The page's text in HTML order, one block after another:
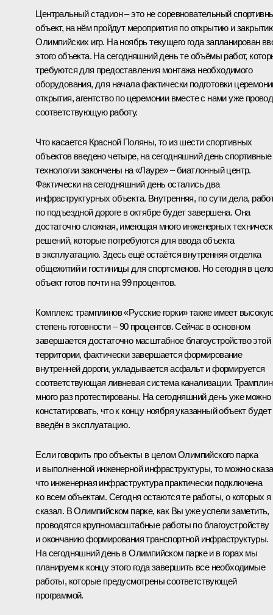
Центральный стадион – это не соревновательный
объект, на нём пройдут мероприятия по открытию и
Олимпийских игр. На ноябрь текущего года запланирован
этого объекта. На сегодняшний день те объёмы работ,
требуются для предоставления монтажа необходимого
оборудования, для начала фактически подготовки
открытия, агентство по церемонии вместе с нами уже
соответствующую работу.
Что касается Красной Поляны, то из шести спортивных
объектов введено четыре, на сегодняшний день спортивные
технологии закончены на «Лауре» – биатлонный центр.
Фактически на сегодняшний день остались два
инфраструктурных объекта. Внутренняя, по сути дела,
по подъездной дороге в октябре будет завершена. Она
достаточно сложная, имеющая много инженерных
решений, которые потребуются для ввода объекта
в эксплуатацию. Здесь ещё остаётся внутренняя отделка
общежитий и гостиницы для спортсменов. Но сегодня в
объект готов почти на 99 процентов.
Комплекс трамплинов «Русские горки» также имеет
степень готовности – 90 процентов. Сейчас в основном
завершается достаточно масштабное благоустройство этой
территории, фактически завершается формирование
внутренней дороги, укладывается асфальт и формируется
соответствующая ливневая система канализации.
много раз протестированы. На сегодняшний день уже можно
констатировать, что к концу ноября указанный объект будет
введён в эксплуатацию.
Если говорить про объекты в целом Олимпийского парка
и выполненной инженерной инфраструктуры, то можно
что инженерная инфраструктура практически подключена
ко всем объектам. Сегодня остаются те работы, о которых я
сказал. В Олимпийском парке, как Вы уже успели заметить,
проводятся крупномасштабные работы по благоустройству
и окончанию формирования транспортной инфраструктуры.
На сегодняшний день в Олимпийском парке и в горах мы
планируем к концу этого года завершить все необходимые
работы, которые предусмотрены соответствующей
программой.